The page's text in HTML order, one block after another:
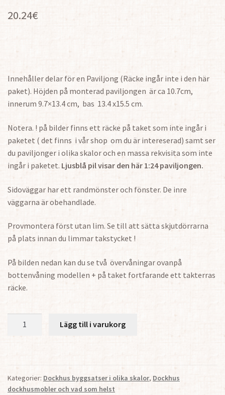
20.24€
Innehåller delar för en Paviljong (Räcke ingår inte i den här
paket). Höjden på monterad paviljongen är ca 10.7cm,
innerum 9.7×13.4 cm, bas 13.4 x15.5 cm.
Notera. ! på bilder finns ett räcke på taket som inte ingår i
paketet ( det finns i vår shop om du är intereserad) samt ser
du paviljonger i olika skalor och en massa rekvisita som inte
ingår i paketet. Ljusblå pil visar den här 1:24 paviljongen.
Sidoväggar har ett randmönster och fönster. De inre
väggarna är obehandlade.
Provmontera först utan lim. Se till att sätta skjutdörrarna
på plats innan du limmar takstycket !
På bilden nedan kan du se två övervåningar ovanpå
bottenvåning modellen + på taket fortfarande ett takterras
räcke.
Lägg till i varukorg
Kategorier: Dockhus byggsatser i olika skalor, Dockhus
dockhusmobler och vad som helst